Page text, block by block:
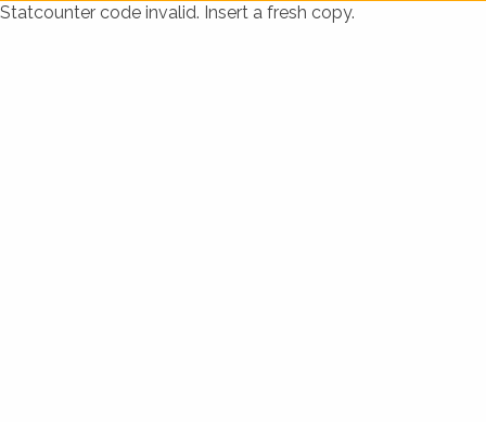
Statcounter code invalid. Insert a fresh copy.